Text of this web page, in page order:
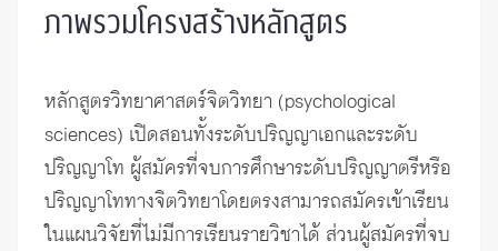
ภาพรวมโครงสร้างหลักสูตร
หลักสูตรวิทยาศาสตร์จิตวิทยา (psychological
sciences) เปิดสอนทั้งระดับปริญญาเอกและระดับ
ปริญญาโท ผู้สมัครที่จบการศึกษาระดับปริญญาตรีหรือ
ปริญญาโททางจิตวิทยาโดยตรงสามารถสมัครเข้าเรียน
ในแผนวิจัยที่ไม่มีการเรียนรายวิชาได้ ส่วนผู้สมัครที่จบ